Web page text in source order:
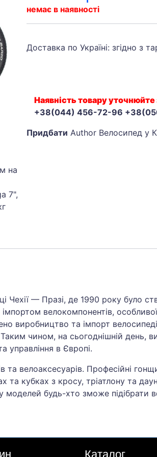
на
7",
немає в наявності
Доставка по Україні: згідно з
Наявність товару
+38(044) 456-72-96
Придбати Author Велосипед у
Чехії — Празі, де 1990 року було
велокомпонентів, особливої
виробництво та імпорт
чином, на сьогоднішній день,
управління в Європі.
велоаксесуарів. Професійні
та кубках з кросу, тріатлону та
будь-хто зможе підібрати
Каталог